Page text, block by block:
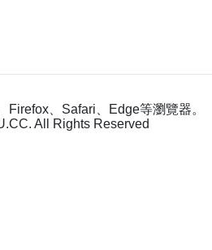
Firefox、Safari、Edge等瀏覽器。
All Rights Reserved